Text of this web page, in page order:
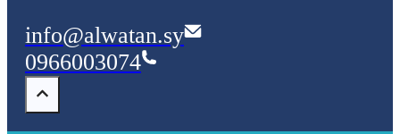
info@alwatan.sy
0966003074